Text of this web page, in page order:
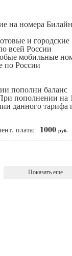
на номера
и
всей России
мобильные
по России
пополни баланс
пополнении на
данного тарифа
плата: 1000 руб.
Показать еще